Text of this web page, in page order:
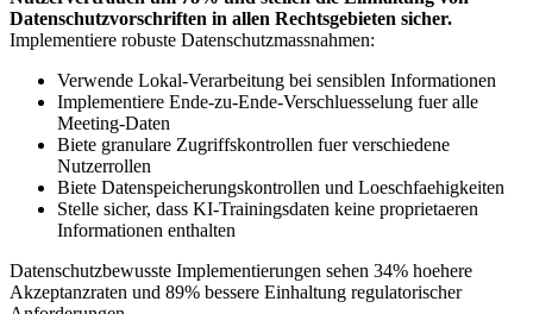
Datenschutzvorschriften in allen Rechtsgebieten sicher.
Implementiere robuste Datenschutzmassnahmen:
Verwende Lokal-Verarbeitung bei sensiblen Informationen
Implementiere Ende-zu-Ende-Verschluesselung fuer alle
Meeting-Daten
Biete granulare Zugriffskontrollen fuer verschiedene
Nutzerrollen
Biete Datenspeicherungskontrollen und Loeschfaehigkeiten
Stelle sicher, dass KI-Trainingsdaten keine proprietaeren
Informationen enthalten
Datenschutzbewusste Implementierungen sehen 34% hoehere
Akzeptanzraten und 89% bessere Einhaltung regulatorischer